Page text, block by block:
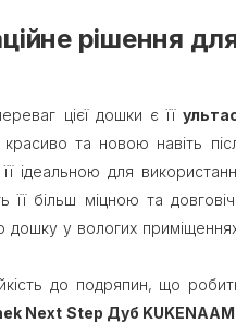
рішення
цієї дошки є її
та новою навіть
ідеальною для
її більш міцною та
у вологих
до подряпин, що
Next Step Дуб KUKENAAM